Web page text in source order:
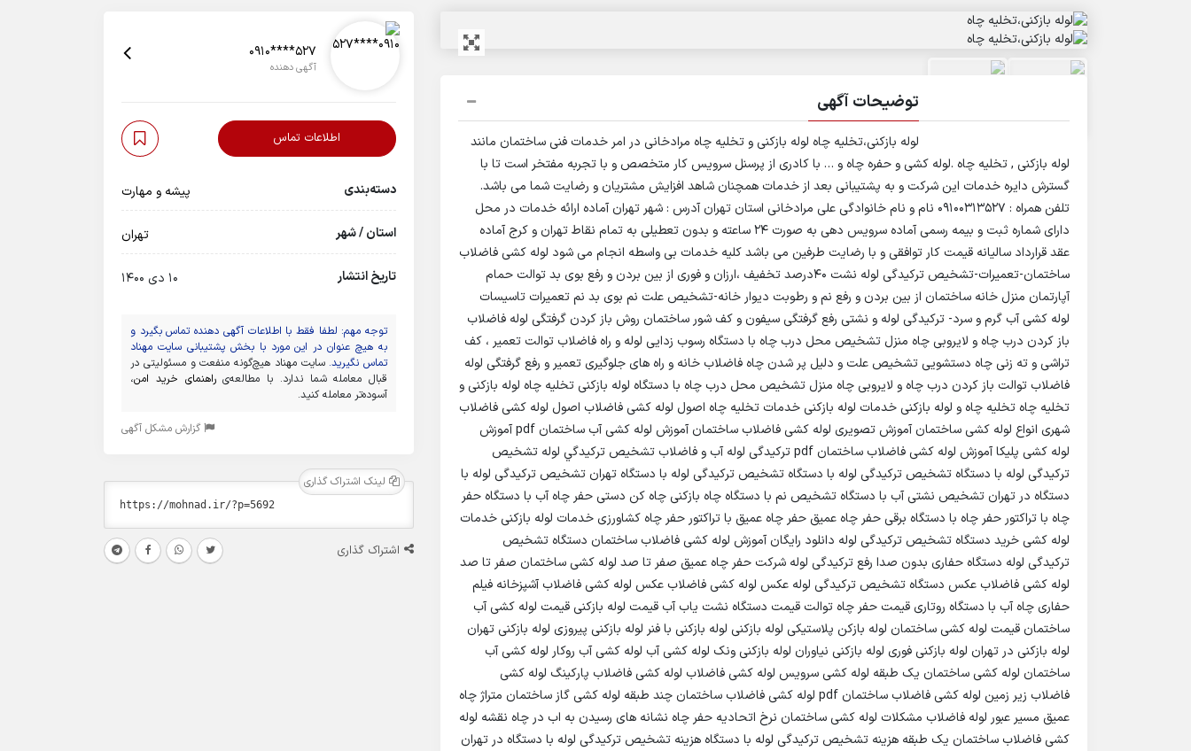
توضیحات آگهی
لوله بازکنی،تخلیه چاه لوله بازکنی و تخلیه چاه مرادخانی در امر خدمات فنی ساختمان مانند
لوله بازکنی , تخلیه چاه .لوله کشی و حفره چاه و … با کادری از پرسنل سرویس کار متخصص و با تجربه مفتخر است تا با
گسترش دایره خدمات این شرکت و به پشتیبانی بعد از خدمات همچنان شاهد افزایش مشتریان و رضایت شما می باشد.
تلفن همراه : 09100313527 نام و نام خانوادگی علی مرادخانی استان تهران آدرس : شهر تهران آماده ارائه خدمات در محل
دارای شماره ثبت و بیمه رسمی آماده سرویس دهی به صورت ۲۴ ساعته و بدون تعطیلی به تمام نقاط تهران و کرج آماده
عقد قرارداد سالیانه قیمت کار توافقی و با رضایت طرفین می باشد کلیه خدمات بی واسطه انجام می شود لوله کشی فاضلاب
ساختمان-تعمیرات-تشخیص ترکیدگی لوله نشت 40درصد تخفیف ،ارزان و فوری از بین بردن و رفع بوی بد توالت حمام
آپارتمان منزل خانه ساختمان از بین بردن و رفع نم و رطوبت دیوار خانه-تشخیص علت نم بوی بد نم تعمیرات تاسیسات
لوله کشی آب گرم و سرد- ترکیدگی لوله و نشتی رفع گرفتگی سیفون و کف شور ساختمان روش باز کردن گرفتگی لوله فاضلاب
باز کردن درب چاه و لایروبی چاه منزل تشخیص محل درب چاه با دستگاه رسوب زدایی لوله و راه فاضلاب توالت تعمیر ، کف
تراشی و ته زنی چاه دستشویی تشخیص علت و دلیل پر شدن چاه فاضلاب خانه و راه های جلوگیری تعمیر و رفع گرفتگی لوله
فاضلاب توالت باز کردن درب چاه و لایروبی چاه منزل تشخیص محل درب چاه با دستگاه لوله بازکنی تخلیه چاه لوله بازکنی و
تخلیه چاه تخلیه چاه و لوله بازکنی خدمات لوله بازکنی خدمات تخلیه چاه اصول لوله کشی فاضلاب اصول لوله کشی فاضلاب
شهری انواع لوله کشی ساختمان آموزش تصویری لوله کشی فاضلاب ساختمان آموزش لوله کشی آب ساختمان pdf آموزش
لوله کشی پلیکا آموزش لوله کشی فاضلاب ساختمان pdf ترکیدگی لوله آب و فاضلاب تشخيص تركيدگي لوله تشخیص
ترکیدگی لوله با دستگاه تشخیص ترکیدگی لوله با دستگاه تشخیص ترکیدگی لوله با دستگاه تهران تشخیص ترکیدگی لوله با
دستگاه در تهران تشخیص نشتی آب با دستگاه تشخیص نم با دستگاه چاه بازکنی چاه کن دستی حفر چاه آب با دستگاه حفر
چاه با تراکتور حفر چاه با دستگاه برقی حفر چاه عمیق حفر چاه عمیق با تراکتور حفر چاه کشاورزی خدمات لوله بازکنی خدمات
لوله کشی خرید دستگاه تشخیص ترکیدگی لوله دانلود رایگان آموزش لوله کشی فاضلاب ساختمان دستگاه تشخیص
ترکیدگی لوله دستگاه حفاری بدون صدا رفع ترکیدگی لوله شرکت حفر چاه عمیق صفر تا صد لوله کشی ساختمان صفر تا صد
لوله کشی فاضلاب عکس دستگاه تشخیص ترکیدگی لوله عکس لوله کشی فاضلاب عکس لوله کشی فاضلاب آشپزخانه فیلم
حفاری چاه آب با دستگاه روتاری قیمت حفر چاه توالت قیمت دستگاه نشت یاب آب قیمت لوله بازکنی قیمت لوله کشی آب
ساختمان قیمت لوله کشی ساختمان لوله بازکن پلاستیکی لوله بازکنی لوله بازکنی با فنر لوله بازکنی پیروزی لوله بازکنی تهران
لوله بازکنی در تهران لوله بازکنی فوری لوله بازکنی نیاوران لوله بازکنی ونک لوله کشی آب لوله کشی آب روکار لوله کشی آب
ساختمان لوله کشی ساختمان یک طبقه لوله کشی سرویس لوله کشی فاضلاب لوله کشی فاضلاب پارکینگ لوله کشی
فاضلاب زیر زمین لوله کشی فاضلاب ساختمان pdf لوله کشی فاضلاب ساختمان چند طبقه لوله کشی گاز ساختمان متراژ چاه
عمیق مسیر عبور لوله فاضلاب مشکلات لوله کشی ساختمان نرخ اتحادیه حفر چاه نشانه های رسیدن به اب در چاه نقشه لوله
کشی فاضلاب ساختمان یک طبقه هزینه تشخیص ترکیدگی لوله با دستگاه هزینه تشخیص ترکیدگی لوله با دستگاه در تهران
0910****527
آگهی دهنده
اطلاعات تماس
دسته‌بندی پیشه و مهارت
استان / شهر تهران
تاریخ انتشار 10 دی 1400
توجه مهم: لطفا فقط با اطلاعات آگهی دهنده تماس بگیرد و
به هیچ عنوان در این مورد با بخش پشتیبانی سایت مهناد
تماس نگیرید. سایت مهناد هیچ‌گونه منفعت و مسئولیتی در
قبال معامله شما ندارد. با مطالعه‌یراهنمای خرید امن،
آسوده‌تر معامله کنید.
گزارش مشکل آگهی
لینک اشتراک گذاری
اشتراک گذاری